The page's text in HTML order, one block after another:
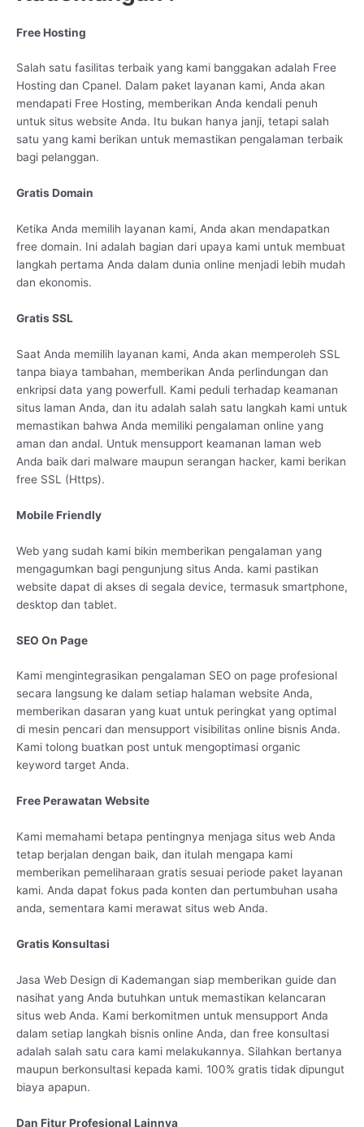
Free Hosting
Salah satu fasilitas terbaik yang kami banggakan adalah Free
Hosting dan Cpanel. Dalam paket layanan kami, Anda akan
mendapati Free Hosting, memberikan Anda kendali penuh
untuk situs website Anda. Itu bukan hanya janji, tetapi salah
satu yang kami berikan untuk memastikan pengalaman terbaik
bagi pelanggan.
Gratis Domain
Ketika Anda memilih layanan kami, Anda akan mendapatkan
free domain. Ini adalah bagian dari upaya kami untuk membuat
langkah pertama Anda dalam dunia online menjadi lebih mudah
dan ekonomis.
Gratis SSL
Saat Anda memilih layanan kami, Anda akan memperoleh SSL
tanpa biaya tambahan, memberikan Anda perlindungan dan
enkripsi data yang powerfull. Kami peduli terhadap keamanan
situs laman Anda, dan itu adalah salah satu langkah kami untuk
memastikan bahwa Anda memiliki pengalaman online yang
aman dan andal. Untuk mensupport keamanan laman web
Anda baik dari malware maupun serangan hacker, kami berikan
free SSL (Https).
Mobile Friendly
Web yang sudah kami bikin memberikan pengalaman yang
mengagumkan bagi pengunjung situs Anda. kami pastikan
website dapat di akses di segala device, termasuk smartphone,
desktop dan tablet.
SEO On Page
Kami mengintegrasikan pengalaman SEO on page profesional
secara langsung ke dalam setiap halaman website Anda,
memberikan dasaran yang kuat untuk peringkat yang optimal
di mesin pencari dan mensupport visibilitas online bisnis Anda.
Kami tolong buatkan post untuk mengoptimasi organic
keyword target Anda.
Free Perawatan Website
Kami memahami betapa pentingnya menjaga situs web Anda
tetap berjalan dengan baik, dan itulah mengapa kami
memberikan pemeliharaan gratis sesuai periode paket layanan
kami. Anda dapat fokus pada konten dan pertumbuhan usaha
anda, sementara kami merawat situs web Anda.
Gratis Konsultasi
Jasa Web Design di Kademangan siap memberikan guide dan
nasihat yang Anda butuhkan untuk memastikan kelancaran
situs web Anda. Kami berkomitmen untuk mensupport Anda
dalam setiap langkah bisnis online Anda, dan free konsultasi
adalah salah satu cara kami melakukannya. Silahkan bertanya
maupun berkonsultasi kepada kami. 100% gratis tidak dipungut
biaya apapun.
Dan Fitur Profesional Lainnya